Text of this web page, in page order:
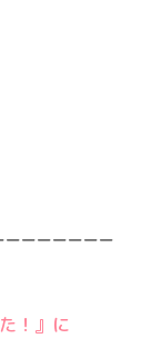
ーーーーーー
！』に